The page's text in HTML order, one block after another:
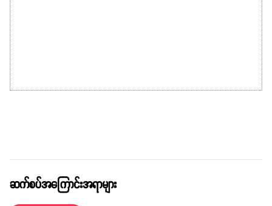
ဆက်စပ်အကြောင်းအရာများ